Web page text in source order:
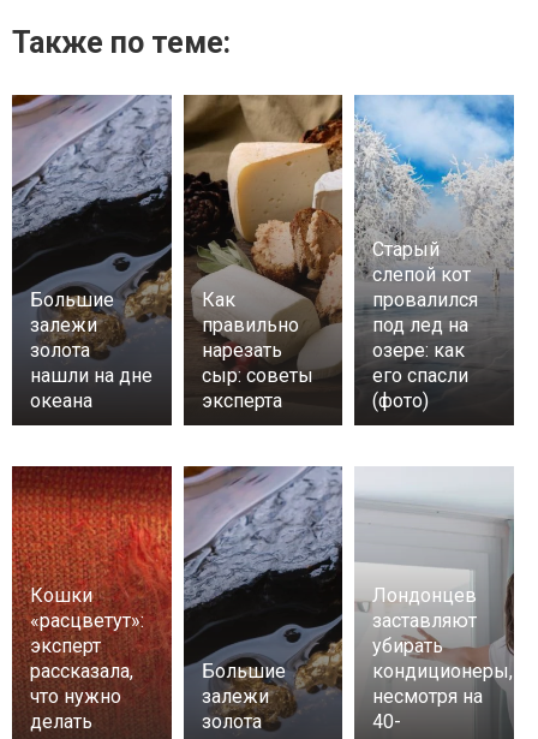
Также по теме:
Большие
залежи
золота
нашли на дне
океана
Как
правильно
нарезать
сыр: советы
эксперта
Старый
слепой кот
провалился
под лед на
озере: как
его спасли
(фото)
Кошки
«расцветут»:
эксперт
рассказала,
что нужно
делать
Большие
залежи
золота
Лондонцев
заставляют
убирать
кондиционеры,
несмотря на
40-